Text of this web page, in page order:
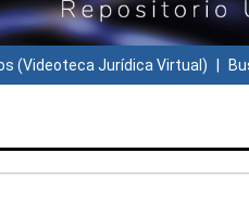
(Videoteca Jurídica Virtual)